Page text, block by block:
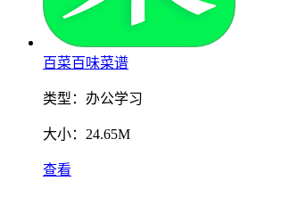
百菜百味菜谱
类型： 办公学习
大小： 24.65M
查看